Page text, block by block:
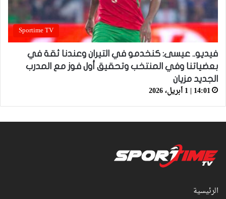
Sportime TV
فيديو.. عيسى: كنخدمو في التيران وعندنا ثقة في
بعضياتنا وفي المنتخب وتحقيق أول فوز مع المدرب
الجديد مزيان
14:01 | 1 أبريل، 2026
الرئيسية